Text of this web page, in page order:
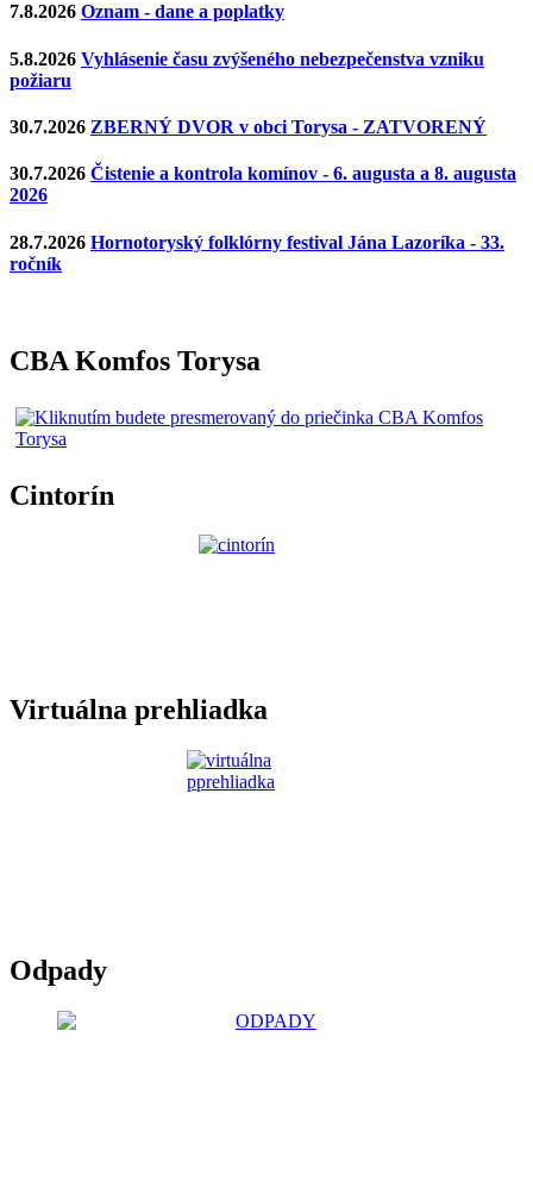
7.8.2026 Oznam - dane a poplatky
5.8.2026 Vyhlásenie času zvýšeného nebezpečenstva vzniku
požiaru
30.7.2026 ZBERNÝ DVOR v obci Torysa - ZATVORENÝ
30.7.2026 Čistenie a kontrola komínov - 6. augusta a 8. augusta
2026
28.7.2026 Hornotoryský folklórny festival Jána Lazoríka - 33.
ročník
CBA Komfos Torysa
Cintorín
Virtuálna prehliadka
Odpady